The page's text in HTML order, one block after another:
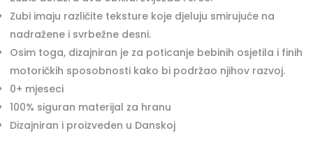
Zubi imaju različite teksture koje djeluju smirujuće na
nadražene i svrbežne desni.
Osim toga, dizajniran je za poticanje bebinih osjetila i finih
motoričkih sposobnosti kako bi podržao njihov razvoj.
0+ mjeseci
100% siguran materijal za hranu
Dizajniran i proizveden u Danskoj